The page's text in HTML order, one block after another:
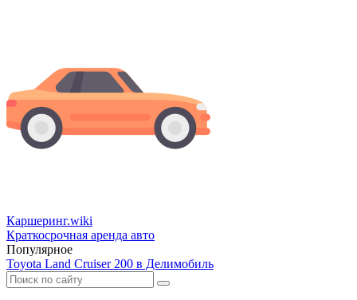
Каршеринг.wiki
Краткосрочная аренда авто
Популярное
Toyota Land Cruiser 200 в Делимобиль